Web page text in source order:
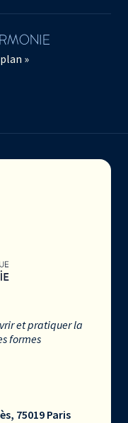
»
et pratiquer la
formes
75019 Paris